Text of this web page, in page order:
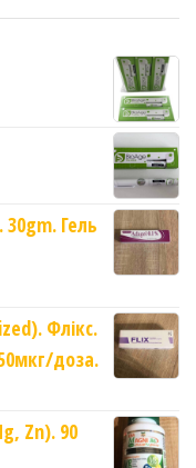
Гель
Флікс.
доза.
Zn). 90